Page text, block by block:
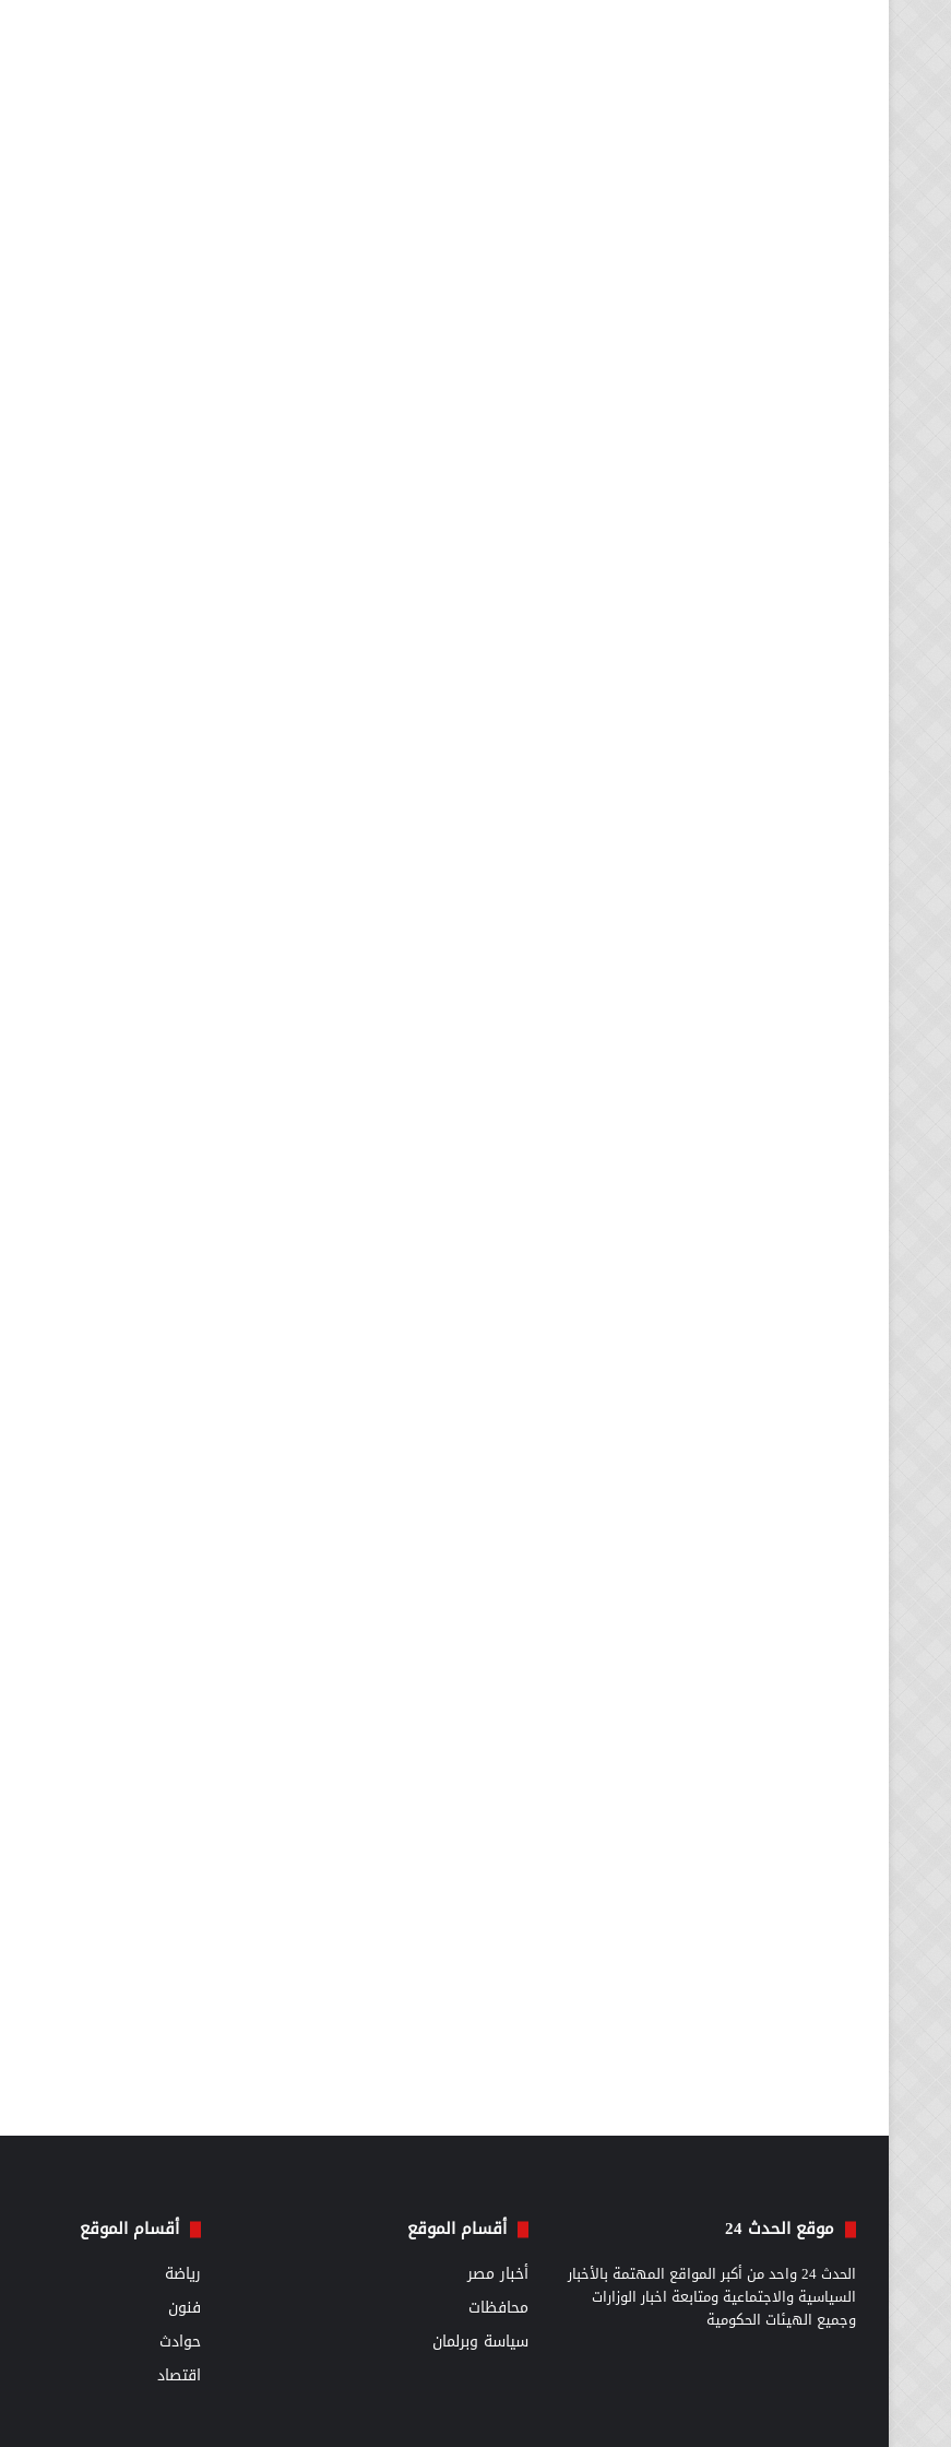
موقع الحدث 24
الحدث 24 واحد من أكبر المواقع المهتمة بالأخبار
السياسية والاجتماعية ومتابعة اخبار الوزارات
وجميع الهيئات الحكومية
أقسام الموقع
أخبار مصر
محافظات
سياسة وبرلمان
أقسام الموقع
رياضة
فنون
حوادث
اقتصاد